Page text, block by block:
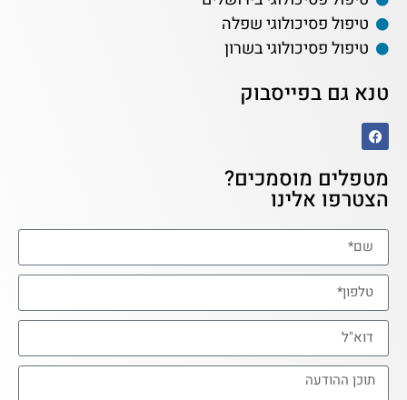
טיפול פסיכולוגי שפלה
טיפול פסיכולוגי בשרון
טנא גם בפייסבוק
מטפלים מוסמכים?
הצטרפו אלינו